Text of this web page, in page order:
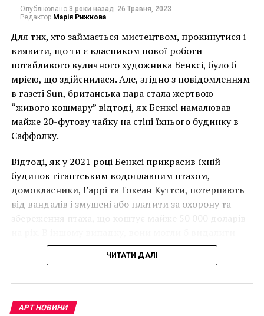
Кстати, название данного арт-отеля соответствует
Hotel). В гостинице всего девять номеров и один
«Junior suite». В будущем мастер уличного искусства
хочет устраивать выставки работ талантливых
молодых художников из Палестины в холле отеля.
Стоит отметить, что в этом здании представлены
также работы самого Бэнкси. Большинство из них
просто пропитаны мотивом израильского захвата
автора, отражают роль, которую сыграла Британия
на Ближнем Востоке.
Опубліковано 3 роки назад 26 Травня, 2023
Редактор Марія Рижкова
Для тих, хто займається мистецтвом, прокинутися і
виявити, що ти є власником нової роботи
потайливого вуличного художника Бенксі, було б
мрією, що здійснилася. Але, згідно з повідомленням
в газеті Sun, британська пара стала жертвою
“живого кошмару” відтоді, як Бенксі намалював
майже 20-футову чайку на стіні їхнього будинку в
Саффолку.
Відтоді, як у 2021 році Бенксі прикрасив їхній
будинок гігантським водоплавним птахом,
домовласники, Гаррі та Гокеан Куттси, потерпають
від вандалів і змушені або платити за охорону та
збереження птаха, що коштує майже 50 000 доларів
мурал, що може коштувати до чверті мільйона
доларів.
ЧИТАТИ ДАЛІ
АРТ НОВИНИ